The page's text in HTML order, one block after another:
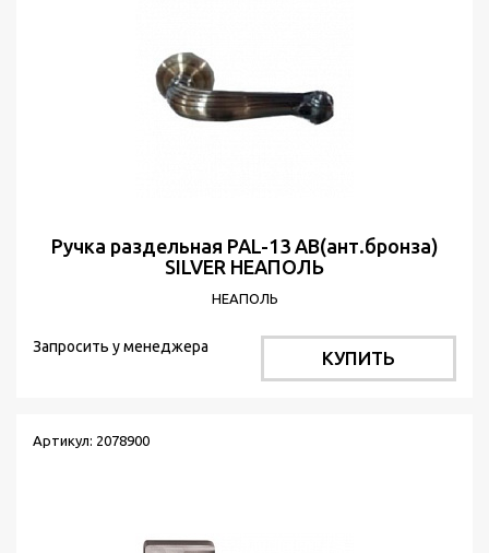
Ручка раздельная PAL-13 АВ(ант.бронза)
SILVER НЕАПОЛЬ
НЕАПОЛЬ
Запросить у менеджера
КУПИТЬ
Артикул: 2078900